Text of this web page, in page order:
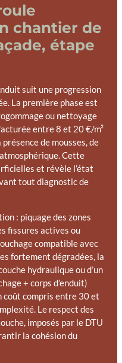
chantier de
étape
suit une progression
La première phase est
ou nettoyage
entre 8 et 20 €/m²
de mousses, de
Cette
et révèle l’état
tout diagnostic de
: piquage des zones
fissures actives ou
compatible avec
fortement dégradées, la
hydraulique ou d’un
+ corps d’enduit)
coût compris entre 30 et
Le respect des
imposés par le DTU
la cohésion du